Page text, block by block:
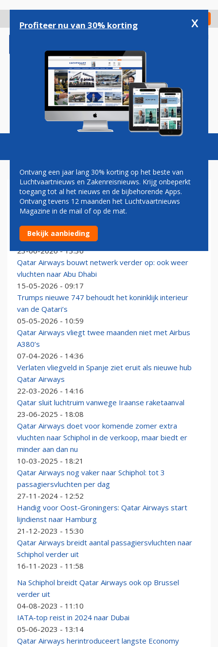
gaan
Check in
Magazine Podcasts Vacatures
DOHA
Qatar Airways keert na maanden terug op Düsseldorf
Airport met dagelijkse lijndienst
23-06-2026 - 13:36
Qatar Airways bouwt netwerk verder op: ook weer
vluchten naar Abu Dhabi
15-05-2026 - 09:17
Trumps nieuwe 747 behoudt het koninklijk interieur
van de Qatari’s
05-05-2026 - 10:59
Qatar Airways vliegt twee maanden niet met Airbus
A380’s
07-04-2026 - 14:36
Verlaten vliegveld in Spanje ziet eruit als nieuwe hub
Qatar Airways
22-03-2026 - 14:16
Qatar sluit luchtruim vanwege Iraanse raketaanval
23-06-2025 - 18:08
Qatar Airways doet voor komende zomer extra
vluchten naar Schiphol in de verkoop, maar biedt er
minder aan dan nu
10-03-2025 - 18:21
Qatar Airways nog vaker naar Schiphol: tot 3
passagiersvluchten per dag
27-11-2024 - 12:52
Handig voor Oost-Groningers: Qatar Airways start
lijndienst naar Hamburg
21-12-2023 - 15:30
Qatar Airways breidt aantal passagiersvluchten naar
Schiphol verder uit
16-11-2023 - 11:58
Na Schiphol breidt Qatar Airways ook op Brussel
verder uit
04-08-2023 - 11:10
IATA-top reist in 2024 naar Dubai
05-06-2023 - 13:14
Qatar Airways herintroduceert langste Economy
Profiteer nu van 30% korting x
Ontvang een jaar lang 30% korting op het beste van
Luchtvaartnieuws en Zakenreisnieuws. Krijg onbeperkt
toegang tot al het nieuws en de bijbehorende Apps.
Ontvang tevens 12 maanden het Luchtvaartnieuws
Magazine in de mail of op de mat.
Bekijk aanbieding